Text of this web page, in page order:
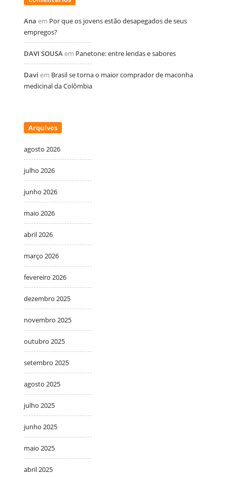
Ana em Por que os jovens estão desapegados de seus
empregos?
DAVI SOUSA em Panetone: entre lendas e sabores
Davi em Brasil se torna o maior comprador de maconha
medicinal da Colômbia
Arquivos
agosto 2026
julho 2026
junho 2026
maio 2026
abril 2026
março 2026
fevereiro 2026
dezembro 2025
novembro 2025
outubro 2025
setembro 2025
agosto 2025
julho 2025
junho 2025
maio 2025
abril 2025